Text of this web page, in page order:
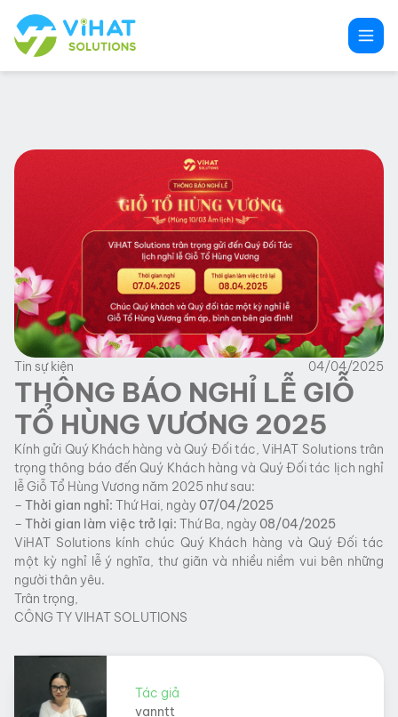
đến
phần
Tin sự kiện 04/04/2025
THÔNG BÁO NGHỈ LỄ GIỖ
TỔ HÙNG VƯƠNG 2025
Kính gửi Quý Khách hàng và Quý Đối tác, ViHAT Solutions trân
trọng thông báo đến Quý Khách hàng và Quý Đối tác lịch nghỉ
lễ Giỗ Tổ Hùng Vương năm 2025 như sau:
– Thời gian nghỉ: Thứ Hai, ngày07/04/2025
– Thời gian làm việc trở lại: Thứ Ba, ngày08/04/2025
ViHAT Solutions kính chúc Quý Khách hàng và Quý Đối tác
một kỳ nghỉ lễ ý nghĩa, thư giãn và nhiều niềm vui bên những
người thân yêu.
Trân trọng,
CÔNG TY VIHAT SOLUTIONS
Tác giả
vanntt